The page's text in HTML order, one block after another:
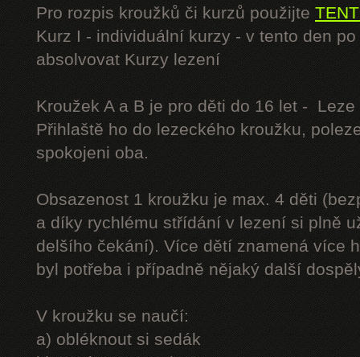
Pro rozpis kroužků či kurzů použijte
Kurz I - individuální kurzy - v tento den
absolvovat Kurzy lezení
Kroužek A a B je pro děti do 16 let -
Přihlaště ho do lezeckého kroužku,
spokojeni oba.
Obsazenost 1 kroužku je max. 4 děti
a díky rychlému střídání v lezení si plně
delšího čekání). Více dětí znamená více
byl potřeba i případně nějaký další
V kroužku se naučí:
a) obléknout si sedák